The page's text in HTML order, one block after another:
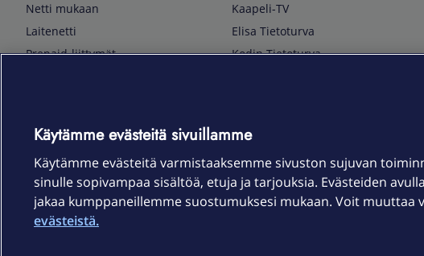
Netti mukaan
Laitenetti
Prepaid-liittymät
TV & audio
Kodinkoneet
Kamerat ja dronet
Kellot ja rannekkeet
Kaapeli-TV
Elisa Tietoturva
Kodin Tietoturva
Elisa Kotiverkko
Elisa Pilvilinna
Elisa Laiteturva
Elisa Rinnakkaisliittymät
Käytämme evästeitä sivuillamme
Käytämme evästeitä varmistaaksemme sivuston sujuvan
sinulle sopivampaa sisältöä, etuja ja tarjouksia. Evästeiden
jakaa kumppaneillemme suostumuksesi mukaan. Voit muuttaa
evästeistä.